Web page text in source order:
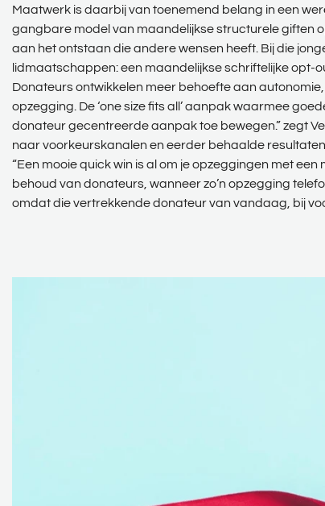
Maatwerk is daarbij van toenemend belang in een
gangbare model van maandelijkse structurele giften
aan het ontstaan die andere wensen heeft. Bij die
lidmaatschappen: een maandelijkse schriftelijke
Donateurs ontwikkelen meer behoefte aan
opzegging. De ‘one size fits all’ aanpak waarmee
donateur gecentreerde aanpak toe bewegen.” zegt
naar voorkeurskanalen en eerder behaalde
“Een mooie quick win is al om je opzeggingen met
behoud van donateurs, wanneer zo’n opzegging
omdat die vertrekkende donateur van vandaag, bij